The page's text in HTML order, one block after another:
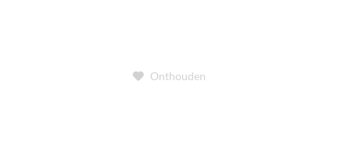
Onthouden